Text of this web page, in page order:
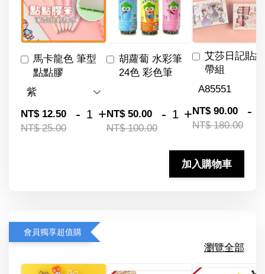
馬卡龍色 筆型
點點膠
NT$ 12.50
NT$ 25.00
- +
胡蘿蔔 水彩筆
24色 彩色筆
NT$ 50.00
NT$ 100.00
- +
艾莎日記貼
帶組
NT$ 90.00
NT$ 180.00
-
加入購物車
會員獨享超值購
瀏覽全部